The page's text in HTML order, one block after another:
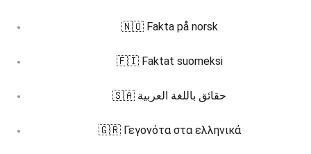
🇳🇴 Fakta på norsk
🇫🇮 Faktat suomeksi
🇸🇦 حقائق باللغة العربية
🇬🇷 Γεγονότα στα ελληνικά